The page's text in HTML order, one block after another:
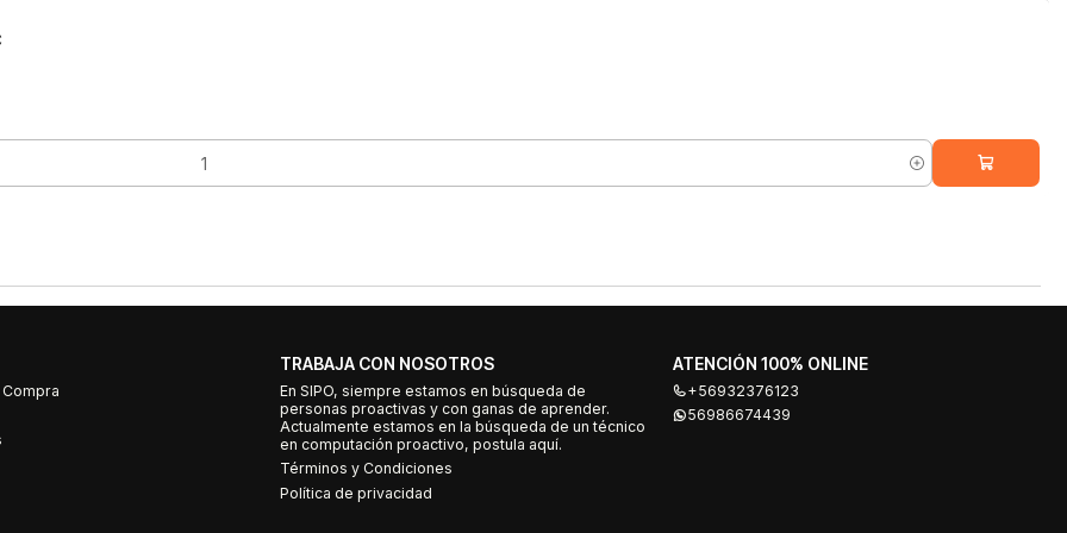
TRABAJA CON NOSOTROS
En SIPO, siempre estamos en búsqueda de
personas proactivas y con ganas de aprender.
Actualmente estamos en la búsqueda de un técnico
en computación proactivo, postula aquí.
Términos y Condiciones
Política de privacidad
ATENCIÓN 100% ONLINE
+56932376123
56986674439